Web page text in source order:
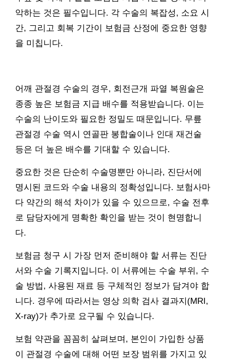
악하는 것은 필수입니다. 각 수술의 복잡성, 소요 시
간, 그리고 회복 기간이 보험금 산정에 중요한 영향
을 미칩니다.
어깨 관절경 수술의 경우, 회전근개 파열 복원술은
종종 높은 보험금 지급 배수를 적용받습니다. 이는
수술의 난이도와 필요한 정밀도 때문입니다. 무릎
관절경 수술 역시 연골판 봉합술이나 인대 재건술
등은 더 높은 배수를 기대할 수 있습니다.
중요한 것은 단순히 수술명뿐만 아니라, 진단서에
명시된 코드와 수술 내용의 정확성입니다. 보험사마
다 약간의 해석 차이가 있을 수 있으므로, 수술 전후
로 담당자에게 명확한 확인을 받는 것이 현명합니
다.
보험금 청구 시 가장 먼저 준비해야 할 서류는 진단
서와 수술 기록지입니다. 이 서류에는 수술 부위, 수
술 방법, 사용된 재료 등 구체적인 정보가 담겨야 합
니다. 경우에 따라서는 영상 의학 검사 결과지(MRI,
X-ray)가 추가로 요구될 수 있습니다.
보험 약관을 꼼꼼히 살펴보며, 본인이 가입한 상품
이 관절경 수술에 대해 어떤 보장 범위를 가지고 있